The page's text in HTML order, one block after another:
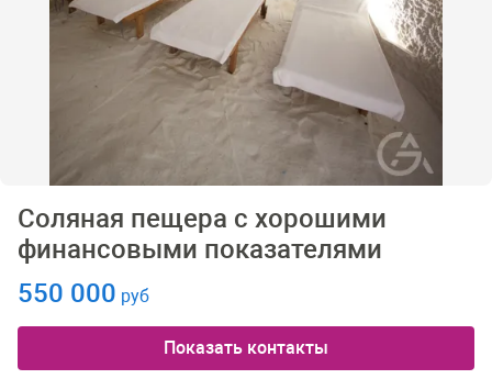
Соляная пещера с хорошими
финансовыми показателями
550 000 руб
Показать контакты